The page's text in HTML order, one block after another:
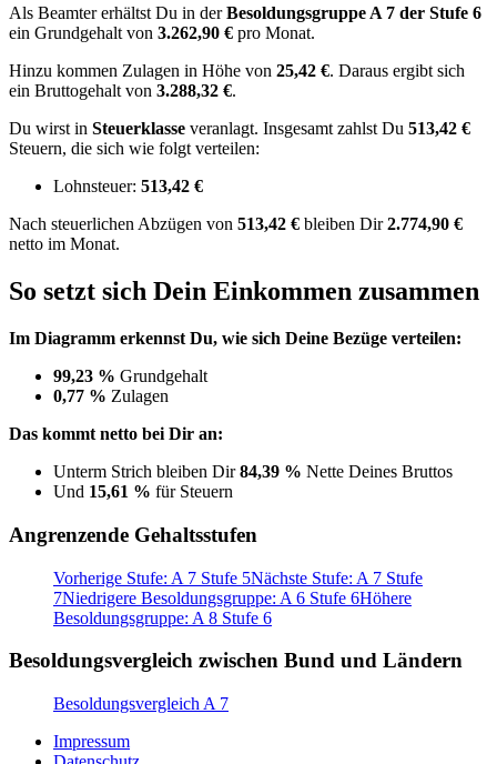
Als Beamter erhältst Du in derBesoldungsgruppeA 7 der Stufe 6
ein Grundgehalt von 3.262,90 € pro Monat.
Hinzu kommen Zulagen in Höhe von 25,42 €. Daraus ergibt sich
ein Bruttogehalt von 3.288,32 €.
Du wirst in Steuerklasse veranlagt. Insgesamt zahlst Du 513,42 €
Steuern, die sich wie folgt verteilen:
Lohnsteuer: 513,42 €
Nach steuerlichen Abzügen von 513,42 € bleiben Dir2.774,90 €
netto im Monat.
So setzt sich Dein Einkommen zusammen
Im Diagramm erkennst Du, wie sich Deine Bezüge verteilen:
99,23 % Grundgehalt
0,77 % Zulagen
Das kommt netto bei Dir an:
Unterm Strich bleiben Dir84,39 % Nette Deines Bruttos
Und 15,61 % für Steuern
Angrenzende Gehaltsstufen
Vorherige Stufe: A 7 Stufe 5Nächste Stufe: A 7 Stufe
7Niedrigere Besoldungsgruppe: A 6 Stufe 6Höhere
Besoldungsgruppe: A 8 Stufe 6
Besoldungsvergleich zwischen Bund und Ländern
Besoldungsvergleich A 7
Impressum